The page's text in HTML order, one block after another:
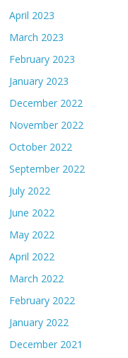
April 2023
March 2023
February 2023
January 2023
December 2022
November 2022
October 2022
September 2022
July 2022
June 2022
May 2022
April 2022
March 2022
February 2022
January 2022
December 2021